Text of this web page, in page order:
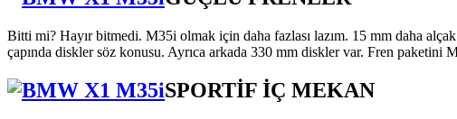
Bitti mi? Hayır bitmedi. M35i olmak için daha fazlası lazım. 15 mm daha
çapında diskler söz konusu. Ayrıca arkada 330 mm diskler var. Fren paketini
SPORTİF İÇ MEKAN